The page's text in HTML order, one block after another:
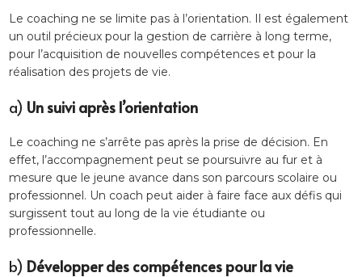
Le coaching ne se limite pas à l’orientation. Il est également
un outil précieux pour la gestion de carrière à long terme,
pour l’acquisition de nouvelles compétences et pour la
réalisation des projets de vie.
a) Un suivi après l’orientation
Le coaching ne s’arrête pas après la prise de décision. En
effet, l’accompagnement peut se poursuivre au fur et à
mesure que le jeune avance dans son parcours scolaire ou
professionnel. Un coach peut aider à faire face aux défis qui
surgissent tout au long de la vie étudiante ou
professionnelle.
b) Développer des compétences pour la vie